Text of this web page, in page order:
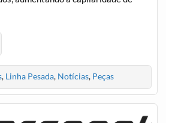
, Linha Pesada, Notícias, Peças